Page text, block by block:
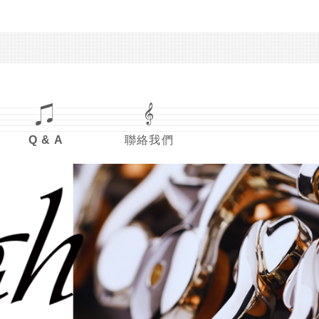
Q & A 聯絡我們